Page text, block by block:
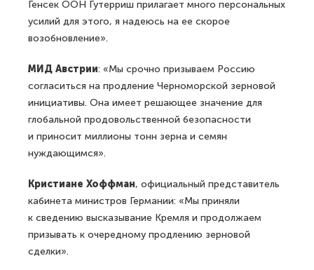
Генсек ООН Гутерриш прилагает много персональных
усилий для этого, я надеюсь на ее скорое
возобновление».
МИД Австрии: «Мы срочно призываем Россию
согласиться на продление Черноморской зерновой
инициативы. Она имеет решающее значение для
глобальной продовольственной безопасности
и приносит миллионы тонн зерна и семян
нуждающимся».
Кристиане Хоффман, официальный представитель
кабинета министров Германии: «Мы приняли
к сведению высказывание Кремля и продолжаем
призывать к очередному продлению зерновой
сделки».